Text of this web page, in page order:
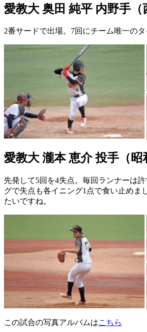
愛教大 奥田 純平 内野手（
2番サードで出場。7回にチーム唯一のタ
愛教大 瀧本 恵介 投手（昭
先発して5回を4失点。毎回ランナーは
グで失点も各イニング1点で食い止めま
たいですね。
この試合の写真アルバムはこちら